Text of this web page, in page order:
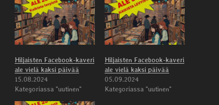
Hiljaisten Facebook-kaveri
ale vielä kaksi päivää
15.08.2024
Kategoriassa "uutinen"
Hiljaisten Facebook-kaveri
ale vielä kaksi päivää
05.09.2024
Kategoriassa "uutinen"